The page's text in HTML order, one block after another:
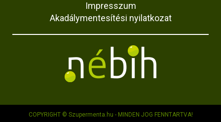
Impresszum
Akadálymentesítési nyilatkozat
COPYRIGHT © Szupermenta.hu - MINDEN JOG FENNTARTVA!